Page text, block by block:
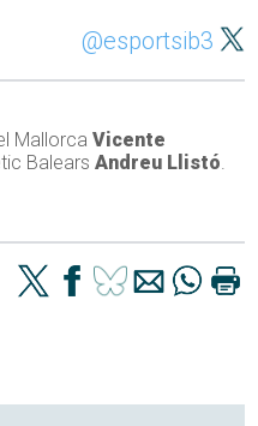
@esportsib3
MallorcaVicente
BalearsAndreu Llistó.